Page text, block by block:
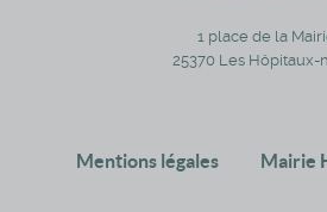
1 place de la
25370 Les Hôpitaux-
Mentions légales Mairie